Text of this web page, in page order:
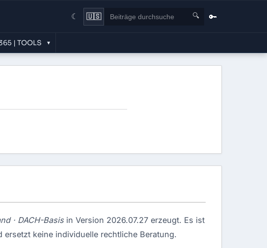
☾ 🇺🇸 🔍 🔑
| TOOLS ▾
· DACH-Basis in Version 2026.07.27 erzeugt. Es ist
keine individuelle rechtliche Beratung.